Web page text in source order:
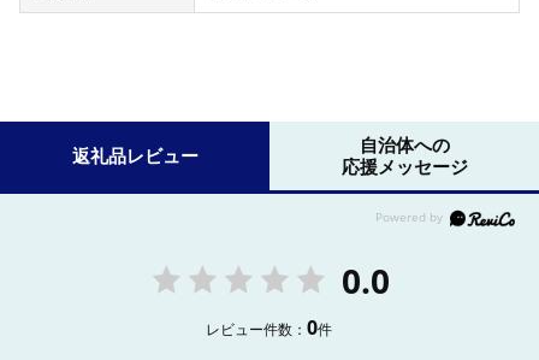
返礼品レビュー
自治体への
応援メッセージ
0.0
レビュー件数：0件